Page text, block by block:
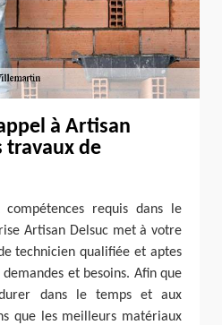
à Artisan
travaux de
requis dans le
Artisan Delsuc met à votre
technicien qualifiée et aptes
et besoins. Afin que
dans le temps et aux
que les meilleurs matériaux